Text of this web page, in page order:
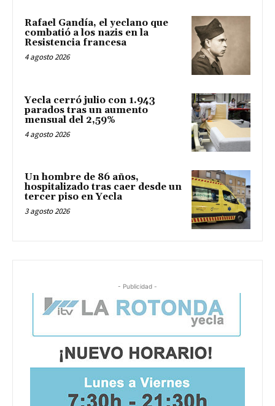
Rafael Gandía, el yeclano que
combatió a los nazis en la
Resistencia francesa
4 agosto 2026
Yecla cerró julio con 1.943
parados tras un aumento
mensual del 2,59%
4 agosto 2026
Un hombre de 86 años,
hospitalizado tras caer desde un
tercer piso en Yecla
3 agosto 2026
- Publicidad -